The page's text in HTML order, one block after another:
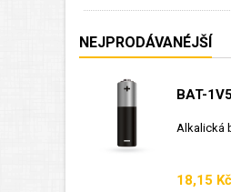
NEJPRODÁVANÉJŠÍ
BAT-
Alkalická
Cena
18,15 Kč